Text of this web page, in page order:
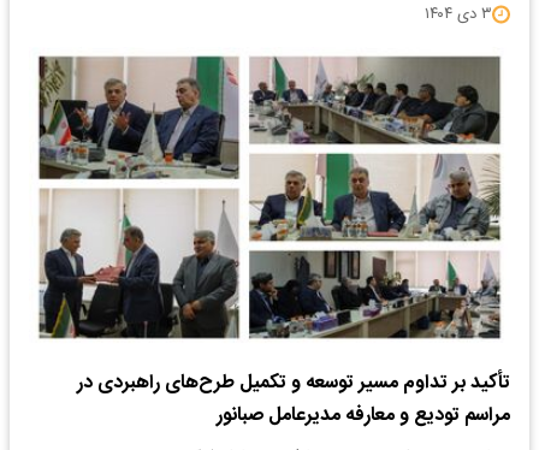
۳ دی ۱۴۰۴
تأکید بر تداوم مسیر توسعه و تکمیل طرح‌های راهبردی در
مراسم تودیع و معارفه مدیرعامل صبانور